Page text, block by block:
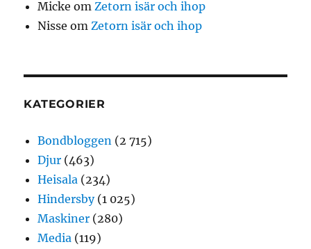
Micke om Zetorn isär och ihop
Nisse om Zetorn isär och ihop
KATEGORIER
Bondbloggen (2 715)
Djur (463)
Heisala (234)
Hindersby(1 025)
Maskiner (280)
Media (119)